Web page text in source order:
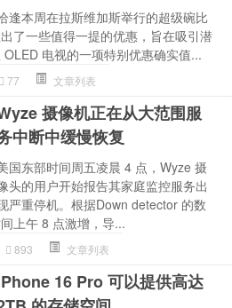
逢本周在拉斯维加斯举行的超级碗比
了一些值得一提的优惠，旨在吸引潜
电视的一项特别优惠确实值...
77 文章列表
摄像机正在从大范围服
中断中缓慢恢复
国东部时间周五凌晨 4 点，Wyze 摄
头的用户开始报告其家庭监控服务出
严重停机。根据Down detector 的数
上午 8 点激增，导...
893 文章列表
16 Pro 可以提供高达